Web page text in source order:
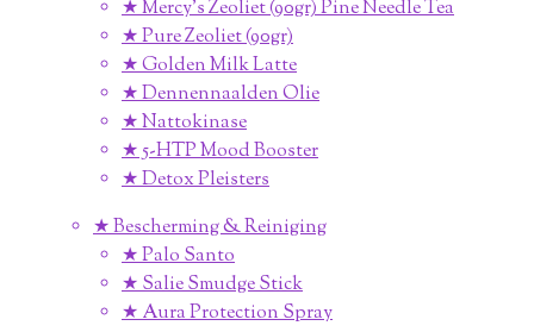
★ Mercy's Zeoliet (90gr) Pine Needle Tea
★ Pure Zeoliet (90gr)
★ Golden Milk Latte
★ Dennennaalden Olie
★ Nattokinase
★ 5-HTP Mood Booster
★ Detox Pleisters
★ Bescherming & Reiniging
★ Palo Santo
★ Salie Smudge Stick
★ Aura Protection Spray